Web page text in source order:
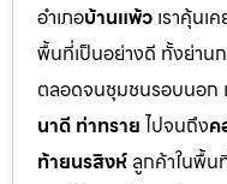
อำเภอบ้านแพ้ว เราคุ้นเ
พื้นที่เป็นอย่างดี ทั้งย่าน
ตลอดจนชุมชนรอบนอก
นาดี ท่าทราย ไปจนถึงค
ท้ายนรสิงห์ ลูกค้าในพื้น